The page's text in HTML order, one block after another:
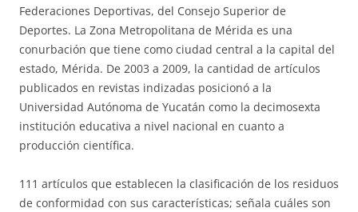
Federaciones Deportivas, del Consejo Superior de
Deportes. La Zona Metropolitana de Mérida es una
conurbación que tiene como ciudad central a la capital del
estado, Mérida. De 2003 a 2009, la cantidad de artículos
publicados en revistas indizadas posicionó a la
Universidad Autónoma de Yucatán como la decimosexta
institución educativa a nivel nacional en cuanto a
producción científica.
111 artículos que establecen la clasificación de los residuos
de conformidad con sus características; señala cuáles son